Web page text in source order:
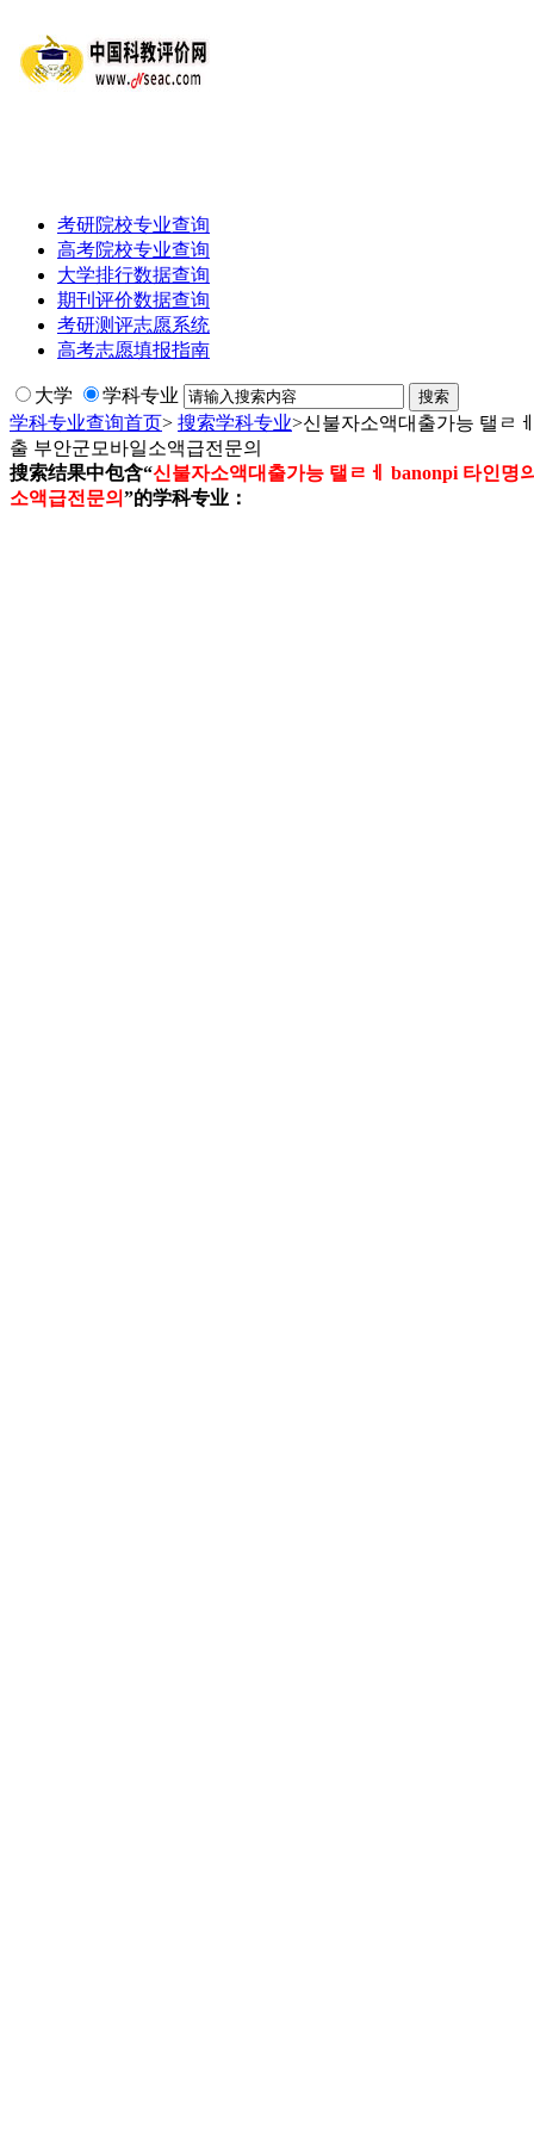
考研院校专业查询
高考院校专业查询
大学排行数据查询
期刊评价数据查询
考研测评志愿系统
高考志愿填报指南
大学
学科专业
学科专业查询首页> 搜索学科专业>신불자소액대출가능 탤ㄹ
출 부안군모바일소액급전문의
搜索结果中包含“신불자소액대출가능 탤ㄹㅔ banonpi 타인명
소액급전문의 ”的学科专业：